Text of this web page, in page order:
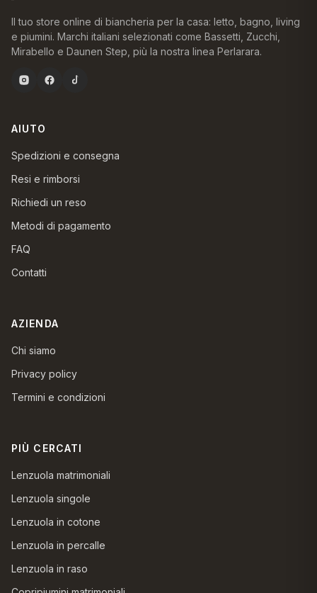
Il tuo store online di biancheria per la casa: letto, bagno, living
e piumini. Marchi italiani selezionati come Bassetti, Zucchi,
Mirabello e Daunen Step, più la nostra linea Perlarara.
AIUTO
Spedizioni e consegna
Resi e rimborsi
Richiedi un reso
Metodi di pagamento
FAQ
Contatti
AZIENDA
Chi siamo
Privacy policy
Termini e condizioni
PIÙ CERCATI
Lenzuola matrimoniali
Lenzuola singole
Lenzuola in cotone
Lenzuola in percalle
Lenzuola in raso